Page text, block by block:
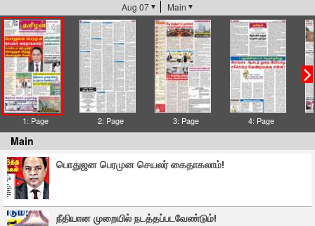
Aug 07 Main
1: Page 2: Page 3: Page 4: Page
Main
பொதுஜன பெரமுன செயலர் கைதாகலாம்!
நீதியான முறையில் நடத்தப்படவேண்டும்!